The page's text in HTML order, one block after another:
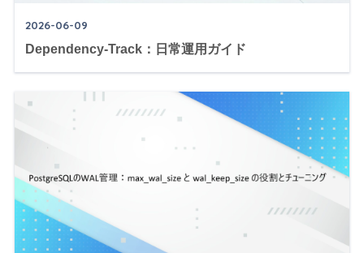
2026-06-09
Dependency-Track：日常運用ガイド